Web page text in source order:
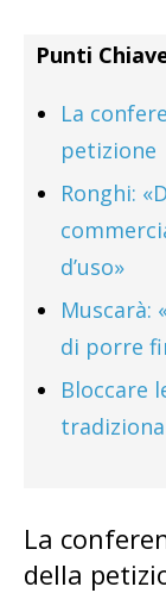
Punti
La
petizione
Ronghi:
d’uso»
Muscarà:
di porre
Bloccare
La
della